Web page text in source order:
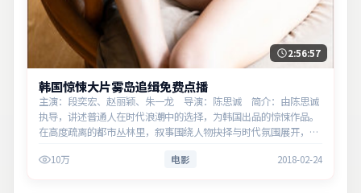
2:56:57
韩国惊悚大片雾岛追缉免费点播
主演：段奕宏、赵丽颖、朱一龙 导演：陈思诚 简介：由陈思诚
执导，讲述普通人在时代浪潮中的选择，为韩国出品的惊悚作品。
在高度疏离的都市丛林里，叙事围绕人物抉择与时代氛围展开，直
现实意义。
10万 电影 2018-02-24